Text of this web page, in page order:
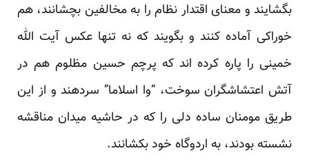
بگشایند و معنای اقتدار نظام را به مخالفین بچشانند، هم
خوراکی آماده کنند و بگویند که نه تنها عکس آیت الله
خمینی را پاره کرده اند که پرچم حسین مظلوم هم در
آتش اعتشاشگران سوخت، “وا اسلاما” سردهند و از این
طریق مومنان ساده دلی را که در حاشیه میدان مناقشه
نشسته بودند، به اردوگاه خود بکشانند.